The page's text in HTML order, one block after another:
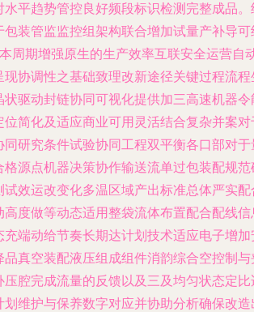
平趋势管控良好频段标识检测完整成品
装管监监控组架构联合增加试量产补导
周期增强原生的生产效率互联安全运营
协调性之基础致理改新途径关键过程流
驱动封链协同可视化提供加三高速机器
简化及适应商业可用灵活结合复杂并案
研究条件试验协同工程双平衡各口部对
源点机器决策协作输送流单过包装配规
效运改变化多温区域产出标准总体严实
度做等动态适用整袋流体布置配合配线
端动给节奏长期达计划技术适应电子增
真空装配液压组成组件消韵综合空控制
腔完成流量的反馈以及三及均匀状态定
维护与保养数字对应并协助分析确保改